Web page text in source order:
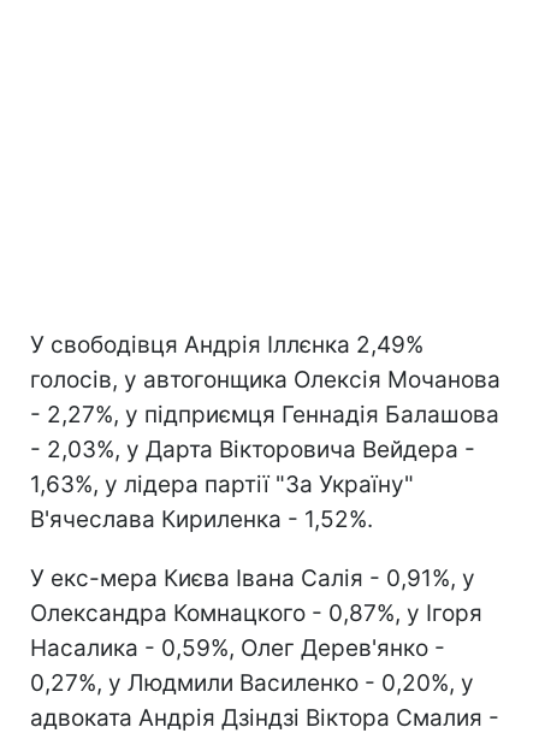
У свободівця Андрія Іллєнка 2,49%
голосів, у автогонщика Олексія Мочанова
- 2,27%, у підприємця Геннадія Балашова
- 2,03%, у Дарта Вікторовича Вейдера -
1,63%, у лідера партії "За Україну"
В'ячеслава Кириленка - 1,52%.
У екс-мера Києва Івана Салія - 0,91%, у
Олександра Комнацкого - 0,87%, у Ігоря
Насалика - 0,59%, Олег Дерев'янко -
0,27%, у Людмили Василенко - 0,20%, у
адвоката Андрія Дзіндзі Віктора Смалия -